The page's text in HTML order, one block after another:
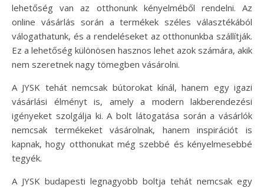
lehetőség van az otthonunk kényelméből rendelni. Az
online vásárlás során a termékek széles választékából
válogathatunk, és a rendeléseket az otthonunkba szállítják.
Ez a lehetőség különösen hasznos lehet azok számára, akik
nem szeretnek nagy tömegben vásárolni.
A JYSK tehát nemcsak bútorokat kínál, hanem egy igazi
vásárlási élményt is, amely a modern lakberendezési
igényeket szolgálja ki. A bolt látogatása során a vásárlók
nemcsak termékeket vásárolnak, hanem inspirációt is
kapnak, hogy otthonukat még szebbé és kényelmesebbé
tegyék.
A JYSK budapesti legnagyobb boltja tehát nemcsak egy